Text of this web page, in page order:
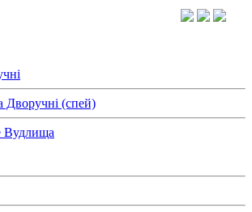
Дворучні (спей)
Вудлища